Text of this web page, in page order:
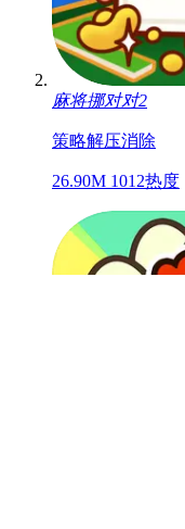
麻将挪对对2
策略解压消除
26.90M 1012热度